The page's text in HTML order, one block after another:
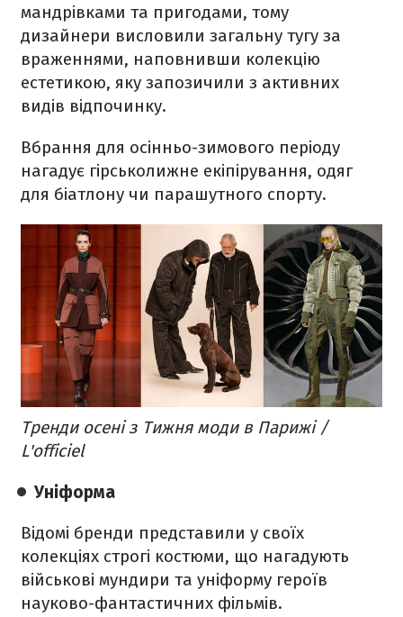
мандрівками та пригодами, тому
дизайнери висловили загальну тугу за
враженнями, наповнивши колекцію
естетикою, яку запозичили з активних
видів відпочинку.
Вбрання для осінньо-зимового періоду
нагадує гірськолижне екіпірування, одяг
для біатлону чи парашутного спорту.
Тренди осені з Тижня моди в Парижі /
L'officiel
Уніформа
Відомі бренди представили у своїх
колекціях строгі костюми, що нагадують
військові мундири та уніформу героїв
науково-фантастичних фільмів.